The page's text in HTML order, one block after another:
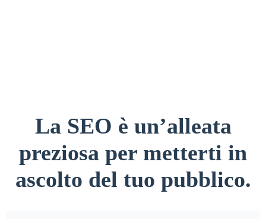
La SEO è un’alleata
preziosa per metterti in
ascolto del tuo pubblico.